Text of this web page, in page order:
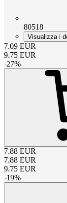
80518
Visualizza i
7.09 EUR
9.75 EUR
-27%
7.88 EUR
7.88 EUR
9.75 EUR
-19%